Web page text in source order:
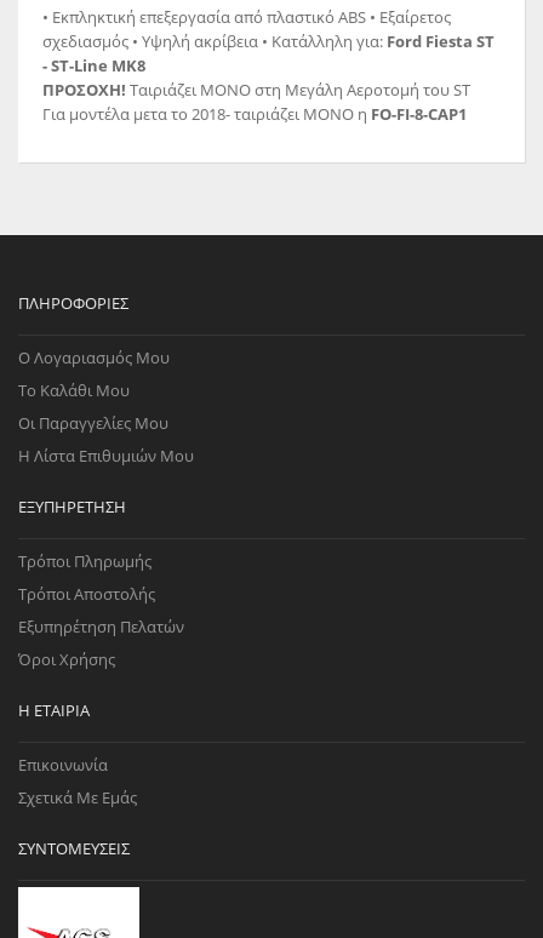
• Εκπληκτική επεξεργασία από πλαστικό ABS • Εξαίρετος
σχεδιασμός • Υψηλή ακρίβεια • Κατάλληλη για: Ford Fiesta ST
- ST-Line MK8
ΠΡΟΣΟΧΗ! Ταιριάζει ΜΟΝΟ στη Μεγάλη Αεροτομή του ST
Για μοντέλα μετα το 2018- ταιριάζει ΜΟΝΟ η FO-FI-8-CAP1
ΠΛΗΡΟΦΟΡΊΕΣ
Ο Λογαριασμός Μου
Το Καλάθι Μου
Οι Παραγγελίες Μου
Η Λίστα Επιθυμιών Μου
ΕΞΥΠΗΡΈΤΗΣΗ
Τρόποι Πληρωμής
Τρόποι Αποστολής
Εξυπηρέτηση Πελατών
Όροι Χρήσης
Η ΕΤΑΙΡΊΑ
Επικοινωνία
Σχετικά Με Εμάς
ΣΥΝΤΟΜΕΎΣΕΙΣ